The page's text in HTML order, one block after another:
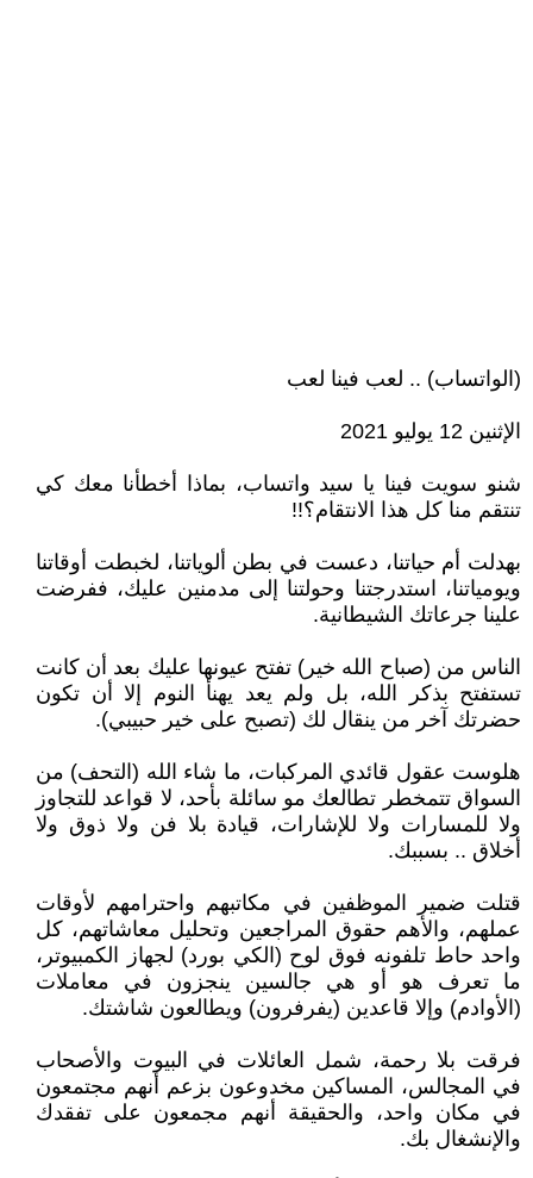
(الواتساب) .. لعب فينا لعب
الإثنين 12 يوليو 2021
شنو سويت فينا يا سيد واتساب، بماذا أخطأنا معك كي
تنتقم منا كل هذا الانتقام؟!!
بهدلت أم حياتنا، دعست في بطن ألوياتنا، لخبطت أوقاتنا
ويومياتنا، استدرجتنا وحولتنا إلى مدمنين عليك، ففرضت
علينا جرعاتك الشيطانية.
الناس من (صباح الله خير) تفتح عيونها عليك بعد أن كانت
تستفتح بذكر الله، بل ولم يعد يهنأ النوم إلا أن تكون
حضرتك آخر من ينقال لك (تصبح على خير حبيبي).
هلوست عقول قائدي المركبات، ما شاء الله (التحف) من
السواق تتمخطر تطالعك مو سائلة بأحد، لا قواعد للتجاوز
ولا للمسارات ولا للإشارات، قيادة بلا فن ولا ذوق ولا
أخلاق .. بسببك.
قتلت ضمير الموظفين في مكاتبهم واحترامهم لأوقات
عملهم، والأهم حقوق المراجعين وتحليل معاشاتهم، كل
واحد حاط تلفونه فوق لوح (الكي بورد) لجهاز الكمبيوتر،
ما تعرف هو أو هي جالسين ينجزون في معاملات
(الأوادم) وإلا قاعدين (يفرفرون) ويطالعون شاشتك.
فرقت بلا رحمة، شمل العائلات في البيوت والأصحاب
في المجالس، المساكين مخدوعون بزعم أنهم مجتمعون
في مكان واحد، والحقيقة أنهم مجمعون على تفقدك
والإنشغال بك.